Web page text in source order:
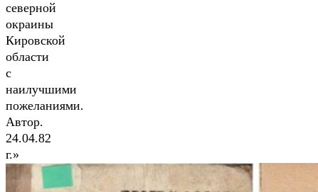
северной
окраины
Кировской
области
с
наилучшими
пожеланиями.
Автор.
24.04.82
г.»